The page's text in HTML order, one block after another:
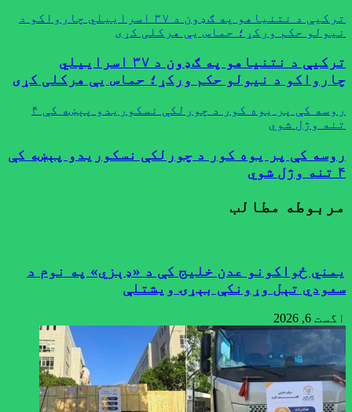
ترکیې د نتنیاهو په ګډون د ۳۷ اسراییلي چارواکو د
نیولو حکم ورکړ؛ حماس یې هرکلی کړی
ترکیې د نتنیاهو په ګډون د ۳۷ اسراییلي
چارواکو د نیولو حکم ورکړ؛ حماس یې هرکلی کړی
روسه کې پر يوه کور د چورلکې نسکوريدو پېښه کې ۴
تنه وژل شوي
روسه کې پر يوه کور د چورلکې نسکوريدو پېښه کې
۴ تنه وژل شوي
مربوطه مطالب
یمني ځواکونو عدن خلیج کې د «ډېزي» په نوم د
سعودي تېل وړونکې بېړۍ ویشتلې
اگست 6, 2026